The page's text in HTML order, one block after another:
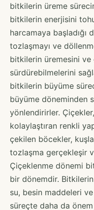
bitkilerin üreme
bitkilerin enerjisini
harcamaya başladığı
tozlaşmayı ve
bitkilerin üremesini
sürdürebilmelerini
bitkilerin büyüme
büyüme döneminden
yönlendirirler.
kolaylaştıran renkli
çekilen böcekler,
tozlaşma gerçekleşir
Çiçeklenme dönemi
bir dönemdir. Bitkilerin
su, besin maddeleri ve
süreçte daha da